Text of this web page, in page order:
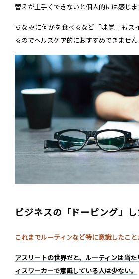
替えが上手くできないと個人的には感じま
ちなみに何かを食べるなど「味覚」もス
るのでヘルスケア的におすすめできません
ビジネスの「ドーピング」し
これまでルーティンなど特に意識したこと
アスリートの世界だと、ルーティンは当
ィスワーカーで意識している人は少ない。